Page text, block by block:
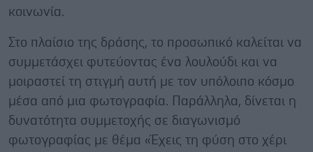
κοινωνία.
Στο πλαίσιο της δράσης, το προσωπικό καλείται να
συμμετάσχει φυτεύοντας ένα λουλούδι και να
μοιραστεί τη στιγμή αυτή με τον υπόλοιπο κόσμο
μέσα από μια φωτογραφία. Παράλληλα, δίνεται η
δυνατότητα συμμετοχής σε διαγωνισμό
φωτογραφίας με θέμα «Έχεις τη φύση στο χέρι